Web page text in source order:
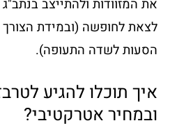
את המזוודות ולהתייצב
לצאת לחופשה (ובמידת
הסעות לשדה התעופה).
איך תוכלו להגיע
ובמחיר אטרקטיבי?